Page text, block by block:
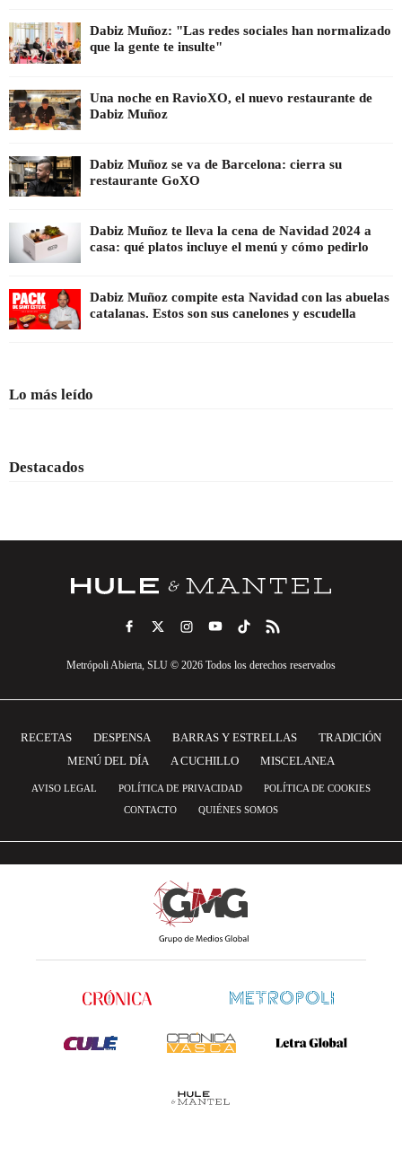
Dabiz Muñoz: "Las redes sociales han normalizado
que la gente te insulte"
Una noche en RavioXO, el nuevo restaurante de
Dabiz Muñoz
Dabiz Muñoz se va de Barcelona: cierra su
restaurante GoXO
Dabiz Muñoz te lleva la cena de Navidad 2024 a
casa: qué platos incluye el menú y cómo pedirlo
Dabiz Muñoz compite esta Navidad con las abuelas
catalanas. Estos son sus canelones y escudella
Lo más leído
Destacados
Metrópoli Abierta, SLU © 2026 Todos los derechos reservados
RECETAS DESPENSA BARRAS Y ESTRELLAS
TRADICIÓN
MENÚ DEL DÍA
A CUCHILLO MISCELANEA
AVISO LEGAL POLÍTICA DE PRIVACIDAD
POLÍTICA DE COOKIES
CONTACTO
QUIÉNES SOMOS